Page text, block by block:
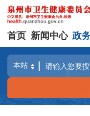
首页 新闻中心 政